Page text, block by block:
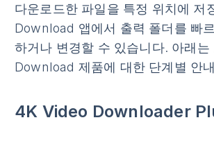
다운로드한 파일을 특정 위치에 저
Download 앱에서 출력 폴더를 빠
하거나 변경할 수 있습니다. 아래는
Download 제품에 대한 단계별 안
4K Video Downloader